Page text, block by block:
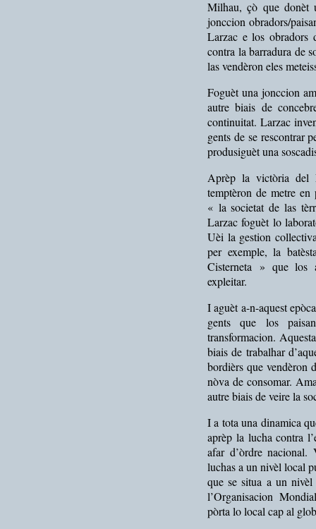
Milhau, çò que donèt
jonccion obradors/
Larzac e los obradors
contra la barradura de
las vendèron eles
Foguèt una jonccion
autre biais de
continuitat. Larzac
gents de se rescontrar
produsiguèt una
Aprèp la victòria del
temptèron de metre
« la societat de las
Larzac foguèt lo
Uèi la gestion
per exemple, la
Cisterneta » que los
expleitar.
I aguèt a-n-aquest
gents que los
transformacion.
biais de trabalhar
bordièrs que vendèron
nòva de consomar.
autre biais de veire la
I a tota una dinamica
aprèp la lucha contra
afar d’òrdre nacional.
luchas a un nivèl local
que se situa a un
l’Organisacion
pòrta lo local cap al